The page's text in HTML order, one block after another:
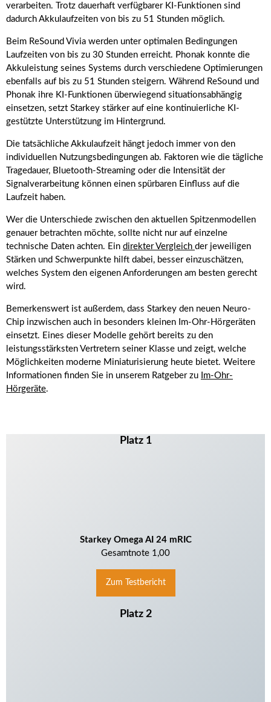
verarbeiten. Trotz dauerhaft verfügbarer KI-Funktionen sind
dadurch Akkulaufzeiten von bis zu 51 Stunden möglich.
Beim ReSound Vivia werden unter optimalen Bedingungen
Laufzeiten von bis zu 30 Stunden erreicht. Phonak konnte die
Akkuleistung seines Systems durch verschiedene Optimierungen
ebenfalls auf bis zu 51 Stunden steigern. Während ReSound und
Phonak ihre KI-Funktionen überwiegend situationsabhängig
einsetzen, setzt Starkey stärker auf eine kontinuierliche KI-
gestützte Unterstützung im Hintergrund.
Die tatsächliche Akkulaufzeit hängt jedoch immer von den
individuellen Nutzungsbedingungen ab. Faktoren wie die tägliche
Tragedauer, Bluetooth-Streaming oder die Intensität der
Signalverarbeitung können einen spürbaren Einfluss auf die
Laufzeit haben.
Wer die Unterschiede zwischen den aktuellen Spitzenmodellen
genauer betrachten möchte, sollte nicht nur auf einzelne
technische Daten achten. Ein direkter Vergleich der jeweiligen
Stärken und Schwerpunkte hilft dabei, besser einzuschätzen,
welches System den eigenen Anforderungen am besten gerecht
wird.
Bemerkenswert ist außerdem, dass Starkey den neuen Neuro-
Chip inzwischen auch in besonders kleinen Im-Ohr-Hörgeräten
einsetzt. Eines dieser Modelle gehört bereits zu den
leistungsstärksten Vertretern seiner Klasse und zeigt, welche
Möglichkeiten moderne Miniaturisierung heute bietet. Weitere
Informationen finden Sie in unserem Ratgeber zu Im-Ohr-
Hörgeräte.
Platz 1
Starkey Omega AI 24 mRIC
Gesamtnote 1,00
Zum Testbericht
Platz 2